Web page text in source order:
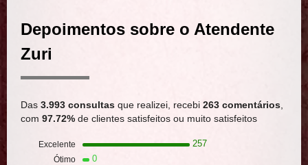
Depoimentos sobre o Atendente
Zuri
Das 3.993 consultas que realizei, recebi 263 comentários
com 97.72% de clientes satisfeitos ou muito satisfeitos
Excelente 257
Ótimo 0